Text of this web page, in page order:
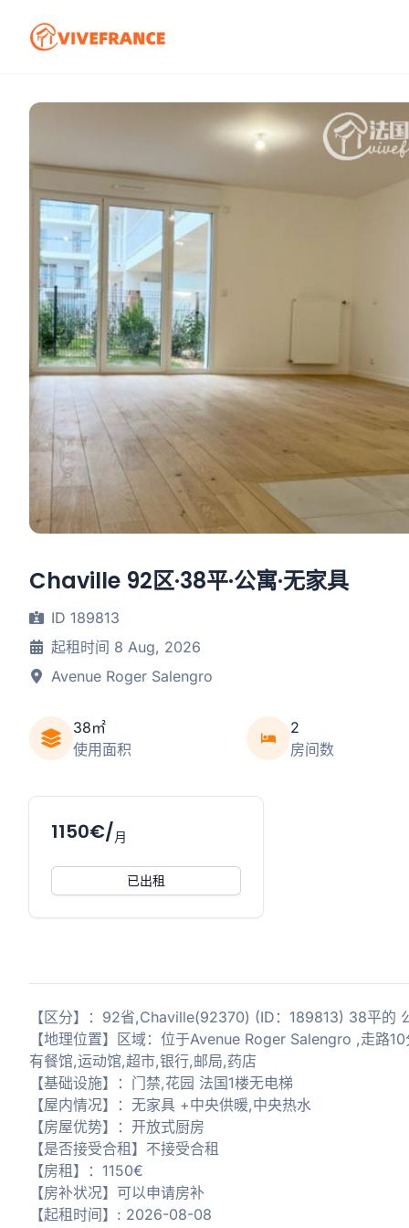
Chaville 92区·38平·公寓·无家具
ID 189813
起租时间 8 Aug, 2026
Avenue Roger Salengro
38㎡
使用面积
2
房间数
1150€/月
已出租
【区分】：92省,Chaville(92370) (ID：189813) 38平的
【地理位置】区域：位于Avenue Roger Salengro ,走路
有餐馆,运动馆,超市,银行,邮局,药店
【基础设施】：门禁,花园 法国1楼无电梯
【屋内情况】：无家具 +中央供暖,中央热水
【房屋优势】：开放式厨房
【是否接受合租】不接受合租
【房租】：1150€
【房补状况】可以申请房补
【起租时间】: 2026-08-08